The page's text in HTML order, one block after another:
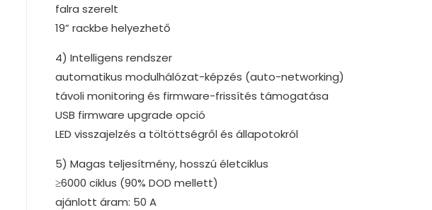
falra szerelt
19” rackbe helyezhető
4) Intelligens rendszer
automatikus modulhálózat-képzés (auto-networking)
távoli monitoring és firmware-frissítés támogatása
USB firmware upgrade opció
LED visszajelzés a töltöttségről és állapotokról
5) Magas teljesítmény, hosszú életciklus
≥6000 ciklus (90% DOD mellett)
ajánlott áram: 50 A